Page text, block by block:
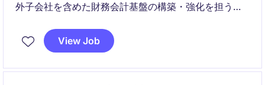
外子会社を含めた財務会計基盤の構築・強化を担う財
接連携しながら、グローバルガバナンスの整備、連結
決算高度化、M&Aや海外拠点設立支援など幅広いテー
View Job